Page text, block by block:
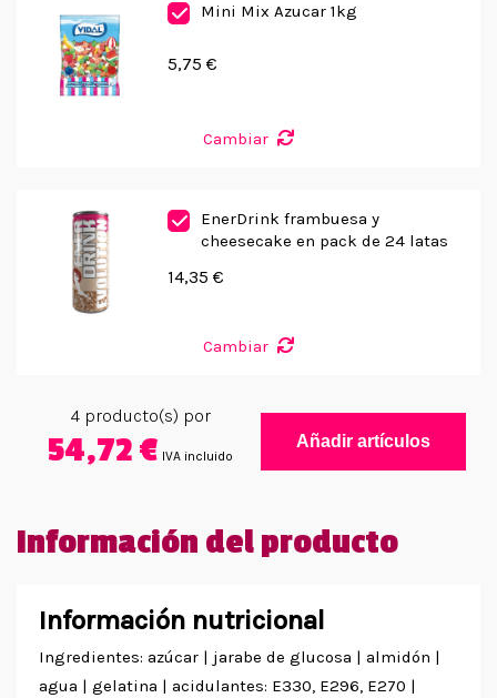
Mini Mix Azucar 1kg
5,75 €
Cambiar
EnerDrink frambuesa y
cheesecake en pack de 24 latas
14,35 €
Cambiar
4producto(s) por
54,72 € IVA incluido
Añadir artículos
Información del producto
Información nutricional
Ingredientes: azúcar | jarabe de glucosa | almidón |
agua | gelatina | acidulantes: E330, E296, E270 |